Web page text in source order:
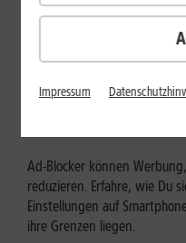
Internet zuhause
Ad-Blocker
Ad-Blocker können
reduzieren. Erfahre, wie Du
Einstellungen auf
ihre Grenzen liegen.
Impressum